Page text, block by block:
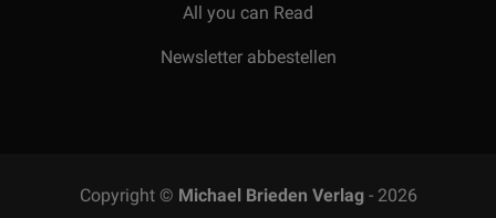
All you can Read
Newsletter abbestellen
Copyright © Michael Brieden Verlag- 2026